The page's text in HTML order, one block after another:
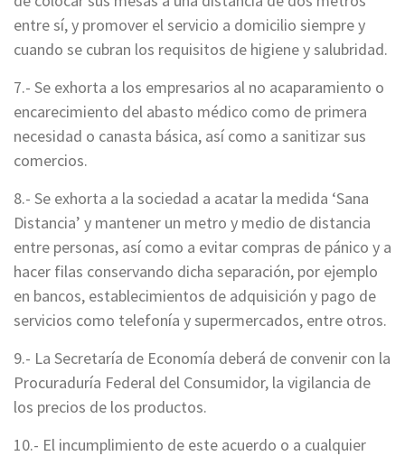
entre sí, y promover el servicio a domicilio siempre y
cuando se cubran los requisitos de higiene y salubridad.
7.- Se exhorta a los empresarios al no acaparamiento o
encarecimiento del abasto médico como de primera
necesidad o canasta básica, así como a sanitizar sus
comercios.
8.- Se exhorta a la sociedad a acatar la medida ‘Sana
Distancia’ y mantener un metro y medio de distancia
entre personas, así como a evitar compras de pánico y a
hacer filas conservando dicha separación, por ejemplo
en bancos, establecimientos de adquisición y pago de
servicios como telefonía y supermercados, entre otros.
9.- La Secretaría de Economía deberá de convenir con la
Procuraduría Federal del Consumidor, la vigilancia de
los precios de los productos.
10.- El incumplimiento de este acuerdo o a cualquier